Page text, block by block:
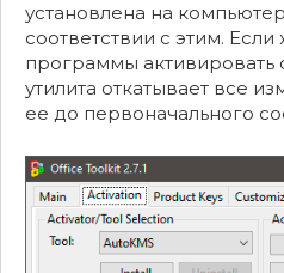
установлена на
соответствии с этим.
программы активировать
утилита откатывает все
ее до первоначального